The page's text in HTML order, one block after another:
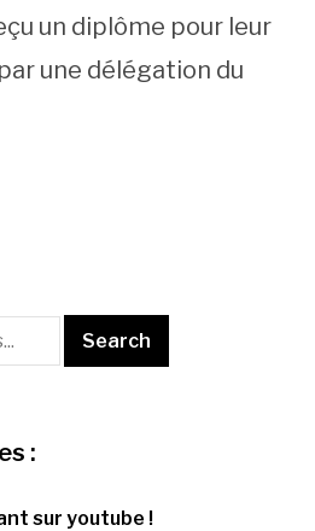
un diplôme pour leur
une délégation du
:
sur youtube !